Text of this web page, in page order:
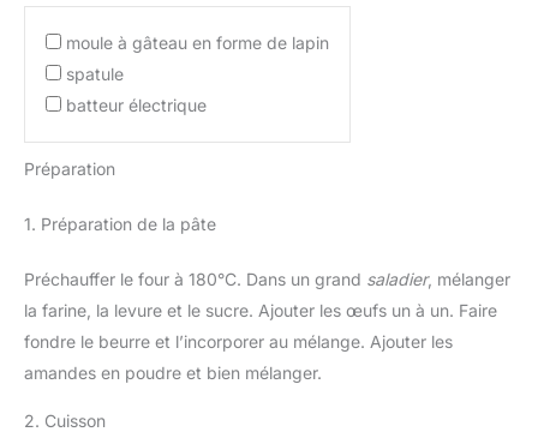
moule à gâteau en forme de lapin
spatule
batteur électrique
Préparation
1. Préparation de la pâte
Préchauffer le four à 180°C. Dans un grand saladier, mélanger
la farine, la levure et le sucre. Ajouter les œufs un à un. Faire
fondre le beurre et l’incorporer au mélange. Ajouter les
amandes en poudre et bien mélanger.
2. Cuisson